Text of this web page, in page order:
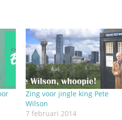
Zing voor jingle king Pete
Wilson
7 februari 2014